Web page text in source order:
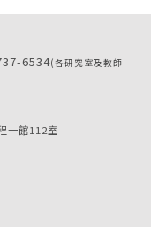
6534(各研究室及教師
一館112室